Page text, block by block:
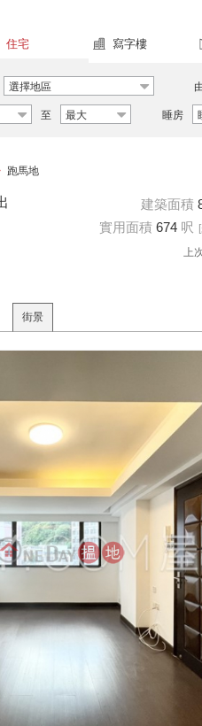
住宅 寫字樓
選擇地區
至 最大 睡房
跑馬地
建築面積
實用面積 674 呎
上
街景